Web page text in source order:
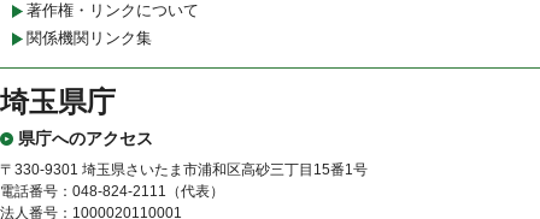
著作権・リンクについて
関係機関リンク集
埼玉県庁
県庁へのアクセス
〒330-9301 埼玉県さいたま市浦和区高砂三丁目15番1号
電話番号：048-824-2111（代表）
法人番号：1000020110001